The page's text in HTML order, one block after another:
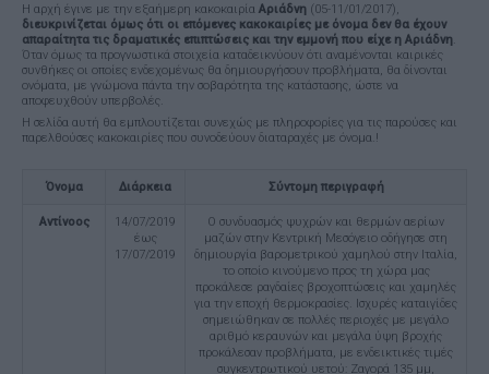
Η αρχή έγινε με την εξαήμερη κακοκαιρία Αριάδνη (05-11/01/2017),
διευκρινίζεται όμως ότι οι επόμενες κακοκαιρίες με όνομα δεν θα έχουν
απαραίτητα τις δραματικές επιπτώσεις και την εμμονή που είχε η Αριάδνη.
Όταν όμως τα προγνωστικά στοιχεία καταδεικνύουν ότι αναμένονται καιρικές
συνθήκες οι οποίες ενδεχομένως θα δημιουργήσουν προβλήματα, θα δίνονται
ονόματα, με γνώμονα πάντα την σοβαρότητα της κατάστασης, ώστε να
αποφευχθούν υπερβολές.
Η σελίδα αυτή θα εμπλουτίζεται συνεχώς με πληροφορίες για τις παρούσες και
παρελθούσες κακοκαιρίες που συνοδεύουν διαταραχές με όνομα.!
Όνομα Διάρκεια Σύντομη περιγραφή
Αντίνοος
14/07/2019
έως
17/07/2019
Ο συνδυασμός ψυχρών και θερμών αερίων
μαζών στην Κεντρική Μεσόγειο οδήγησε στη
δημιουργία βαρομετρικού χαμηλού στην Ιταλία,
το οποίο κινούμενο προς τη χώρα μας
προκάλεσε ραγδαίες βροχοπτώσεις και χαμηλές
για την εποχή θερμοκρασίες. Ισχυρές καταιγίδες
σημειώθηκαν σε πολλές περιοχές με μεγάλο
αριθμό κεραυνών και μεγάλα ύψη βροχής
προκάλεσαν προβλήματα, με ενδεικτικές τιμές
συγκεντρωτικού υετού: Ζαγορά 135 μμ,